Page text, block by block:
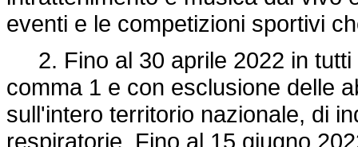
eventi e le competizioni sportivi
2. Fino al 30 aprile 2022 in tutti
comma 1 e con esclusione delle
sull'intero territorio nazionale, di
respiratorie. Fino al 15 giugno